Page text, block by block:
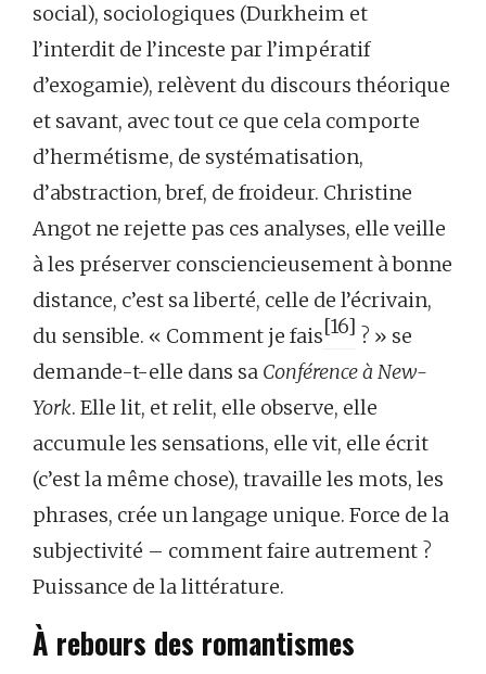
social), sociologiques (Durkheim et
l’interdit de l’inceste par l’impératif
d’exogamie), relèvent du discours théorique
et savant, avec tout ce que cela comporte
d’hermétisme, de systématisation,
d’abstraction, bref, de froideur. Christine
Angot ne rejette pas ces analyses, elle veille
à les préserver consciencieusement à bonne
distance, c’est sa liberté, celle de l’écrivain,
du sensible. « Comment je fais[16] ? » se
demande-t-elle dans sa Conférence à New-
York. Elle lit, et relit, elle observe, elle
accumule les sensations, elle vit, elle écrit
(c’est la même chose), travaille les mots, les
phrases, crée un langage unique. Force de la
subjectivité – comment faire autrement ?
Puissance de la littérature.
À rebours des romantismes